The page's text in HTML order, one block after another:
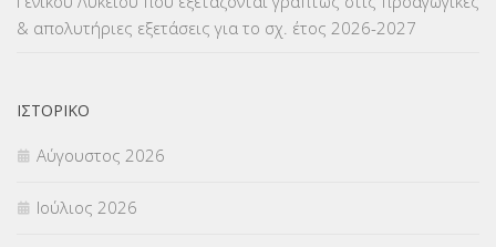
ΜΕΤΑΦΟΡΑ ΜΑΘΗΤΩΝ(3)
ΟΙΚΟΝΟΜΙΚΑ ΘΕΜΑΤΑ
Π.Ε.Κ. ΗΡΑΚΛΕΙΟΥ
ΠΑΝΕΛΛΑΔΙΚΕΣ ΕΞΕΤΑΣΕΙΣ
& απολυτήριες εξετάσεις για το σχ. έτος 2026-2027
ΙΣΤΟΡΙΚΌ
Αύγουστος 2026
Ιούλιος 2026